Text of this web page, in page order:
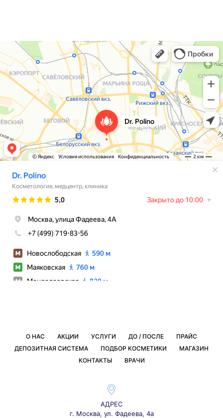
О НАС АКЦИИ УСЛУГИ ДО / ПОСЛЕ
ПРАЙС
ДЕПОЗИТНАЯ СИСТЕМА
ПОДБОР КОСМЕТИКИ
МАГАЗИН
КОНТАКТЫ
ВРАЧИ
АДРЕС
г. Москва, ул. Фадеева, 4а